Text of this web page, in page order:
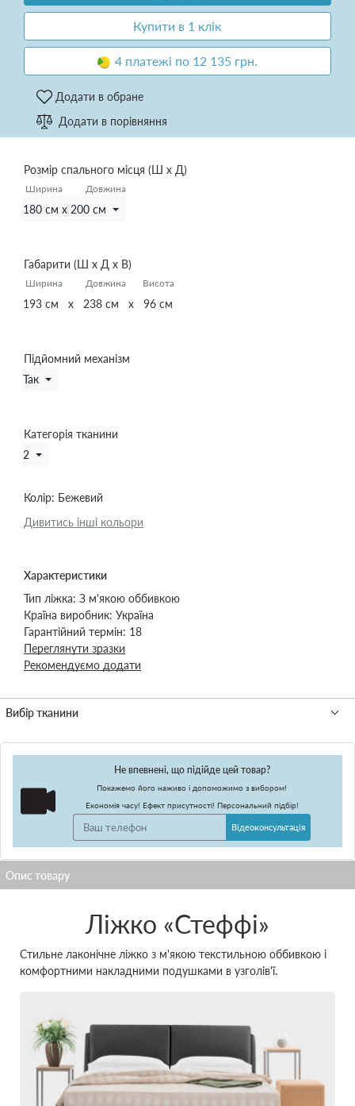
Купити в 1 клік
4 платежі по 12 135 грн.
Додати в обране
Додати в порівняння
Розмір спального місця (Ш х Д)
Ширина Довжина
180 см x 200 см
Габарити (Ш х Д х В)
Ширина Довжина Висота
193 см x 238 см x 96 см
Підйомний механізм
Так
Категорія тканини
2
Колір: Бежевий
Дивитись інші кольори
Характеристики
Тип ліжка: З м'якою оббивкою
Країна виробник: Україна
Гарантійний термін: 18
Переглянути зразки
Рекомендуємо додати
Не впевнені, що підійде цей товар?
Покажемо його наживо і допоможимо з вибором!
Економія часу! Ефект присутності! Персональний підбір!
Відеоконсультація
Ліжко «Стеффі»
Стильне лаконічне ліжко з м'якою текстильною оббивкою і
комфортними накладними подушками в узголів'ї.